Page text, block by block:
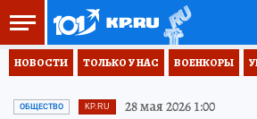
НОВОСТИ ТОЛЬКО У НАС ВОЕНКОРЫ
ОБЩЕСТВО KP.RU 28 мая 2026 1:00